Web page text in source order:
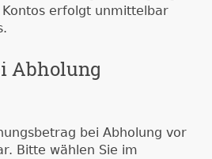
Kontos erfolgt unmittelbar
Abholung
bei Abholung vor
Bitte wählen Sie im